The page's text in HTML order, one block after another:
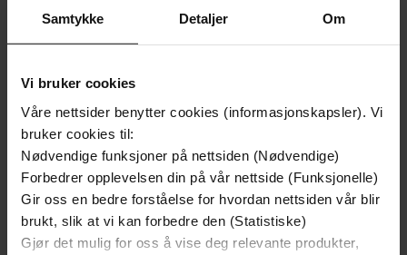
Samtykke Detaljer Om
Vi bruker cookies
Våre nettsider benytter cookies (informasjonskapsler). Vi
bruker cookies til:
Nødvendige funksjoner på nettsiden (Nødvendige)
Forbedrer opplevelsen din på vår nettside (Funksjonelle)
Gir oss en bedre forståelse for hvordan nettsiden vår blir
brukt, slik at vi kan forbedre den (Statistiske)
Gjør det mulig for oss å vise deg relevante produkter,
Andre har også kjøpt
Vinner av Rivertonprisen